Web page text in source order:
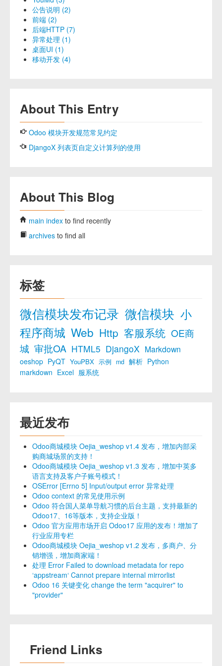
公告说明 (2)
前端 (2)
后端HTTP (7)
异常处理 (1)
桌面UI (1)
移动开发 (4)
About This Entry
Odoo 模块开发规范常见约定
DjangoX 列表页自定义计算列的使用
About This Blog
main index to find recently
archives to find all
标签
微信模块发布记录 微信模块 小
程序商城 Web Http 客服系统 OE商
城 审批OA HTML5 DjangoX Markdown
oeshop PyQT YouPBX 示例 md 解析 Python
markdown Excel 服系统
最近发布
Odoo商城模块 Oejia_weshop v1.4 发布，增加内部采
购商城场景的支持！
Odoo商城模块 Oejia_weshop v1.3 发布，增加中英多
语言支持及客户子账号模式！
OSError [Errno 5] Input/output error 异常处理
Odoo context 的常见使用示例
Odoo 符合国人菜单导航习惯的后台主题，支持最新的
Odoo17、16等版本，支持企业版！
Odoo 官方应用市场开启 Odoo17 应用的发布！增加了
行业应用专栏
Odoo商城模块 Oejia_weshop v1.2 发布，多商户、分
销增强，增加商家端！
处理 Error Failed to download metadata for repo
‘appstream‘ Cannot prepare internal mirrorlist
Odoo 16 关键变化 change the term "acquirer" to
"provider"
Friend Links